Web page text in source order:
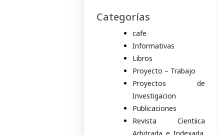
Categorías
cafe
Informativas
Libros
Proyecto – Trabajo
Proyectos de
Investigacion
Publicaciones
Revista Cientiica